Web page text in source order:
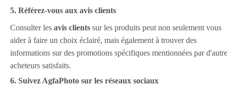
5. Référez-vous aux avis clients
Consulter les avis clients sur les produits peut non seulement vous
aider à faire un choix éclairé, mais également à trouver des
informations sur des promotions spécifiques mentionnées par
acheteurs satisfaits.
6. Suivez AgfaPhoto sur les réseaux sociaux